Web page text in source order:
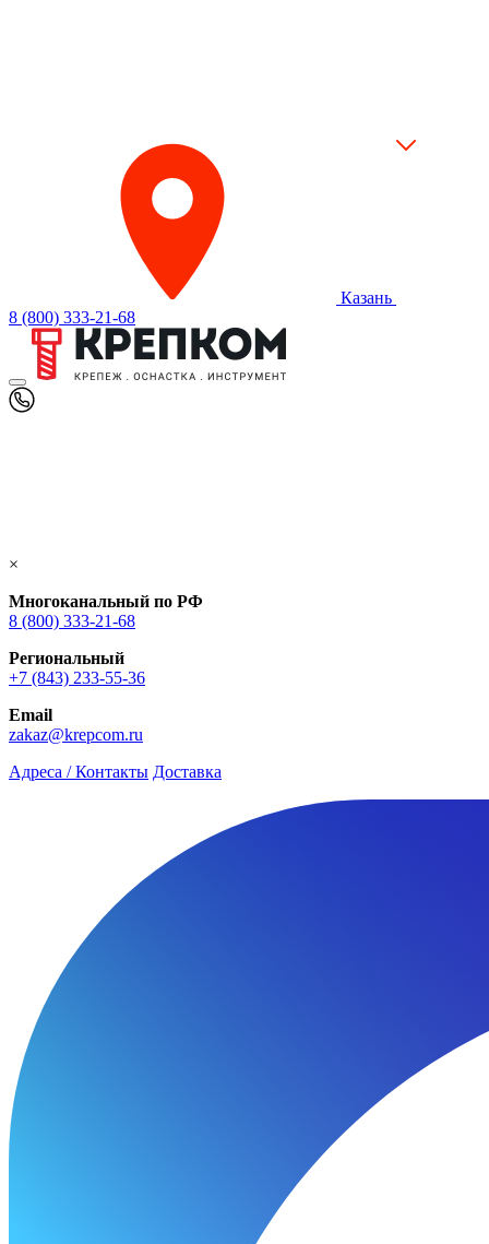
Казань
8 (800) 333-21-68
×
Многоканальный по РФ
8 (800) 333‑21-68
Региональный
+7 (843) 233-55-36
Email
zakaz@krepcom.ru
Адреса / Контакты Доставка